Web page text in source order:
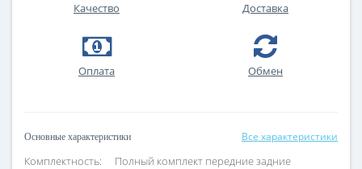
Качество Доставка
Оплата Обмен
Основные характеристики Все характеристики
Комплектность:
Полный комплект передние задние